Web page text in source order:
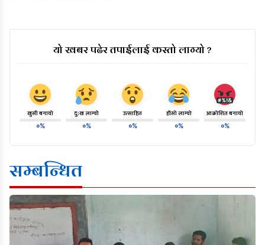
यो खबर पढेर तपाईलाई कस्तो लाग्यो ?
खुसी बनायो
०%
दु:ख लाग्यो
०%
उत्साहित
०%
हाँसो लाग्यो
०%
आक्रोशित बनायो
०%
सम्बन्धित